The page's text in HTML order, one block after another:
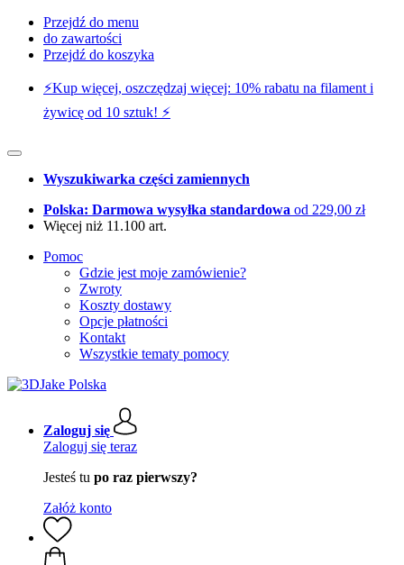
Przejdź do menu
do zawartości
Przejdź do koszyka
⚡️Kup więcej, oszczędzaj więcej: 10% rabatu na filament i
żywicę od 10 sztuk! ⚡️
Wyszukiwarka części zamiennych
Polska: Darmowa wysyłka standardowa od 229,00 zł
Więcej niż 11.100 art.
Pomoc
Gdzie jest moje zamówienie?
Zwroty
Koszty dostawy
Opcje płatności
Kontakt
Wszystkie tematy pomocy
Zaloguj się
Zaloguj się teraz
Jesteś tu po raz pierwszy?
Załóż konto